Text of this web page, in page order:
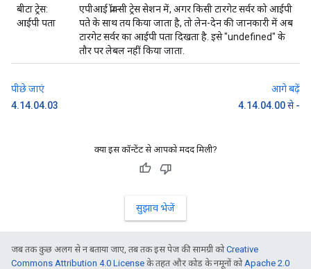
बीटा ट्रेस:
आईपी पता
एपीआई प्रॉक्सी ट्रेस सेशन में, अगर किसी टारगेट सर्वर को आईपी
पते के साथ तय किया जाता है, तो लेन-देन की जानकारी में अब
टारगेट सर्वर का आईपी पता दिखता है. इसे "undefined" के
तौर पर लेबल नहीं किया जाता.
पीछे जाएं
4.14.04.03
आगे बढ़ें
4.14.04.00 से -
क्या इस कॉन्टेंट से आपको मदद मिली?
सुझाव भेजें
जब तक कुछ अलग से न बताया जाए, तब तक इस पेज की सामग्री कोCreative
Commons Attribution 4.0 License के तहत और कोड के नमूनों कोApache 2.0